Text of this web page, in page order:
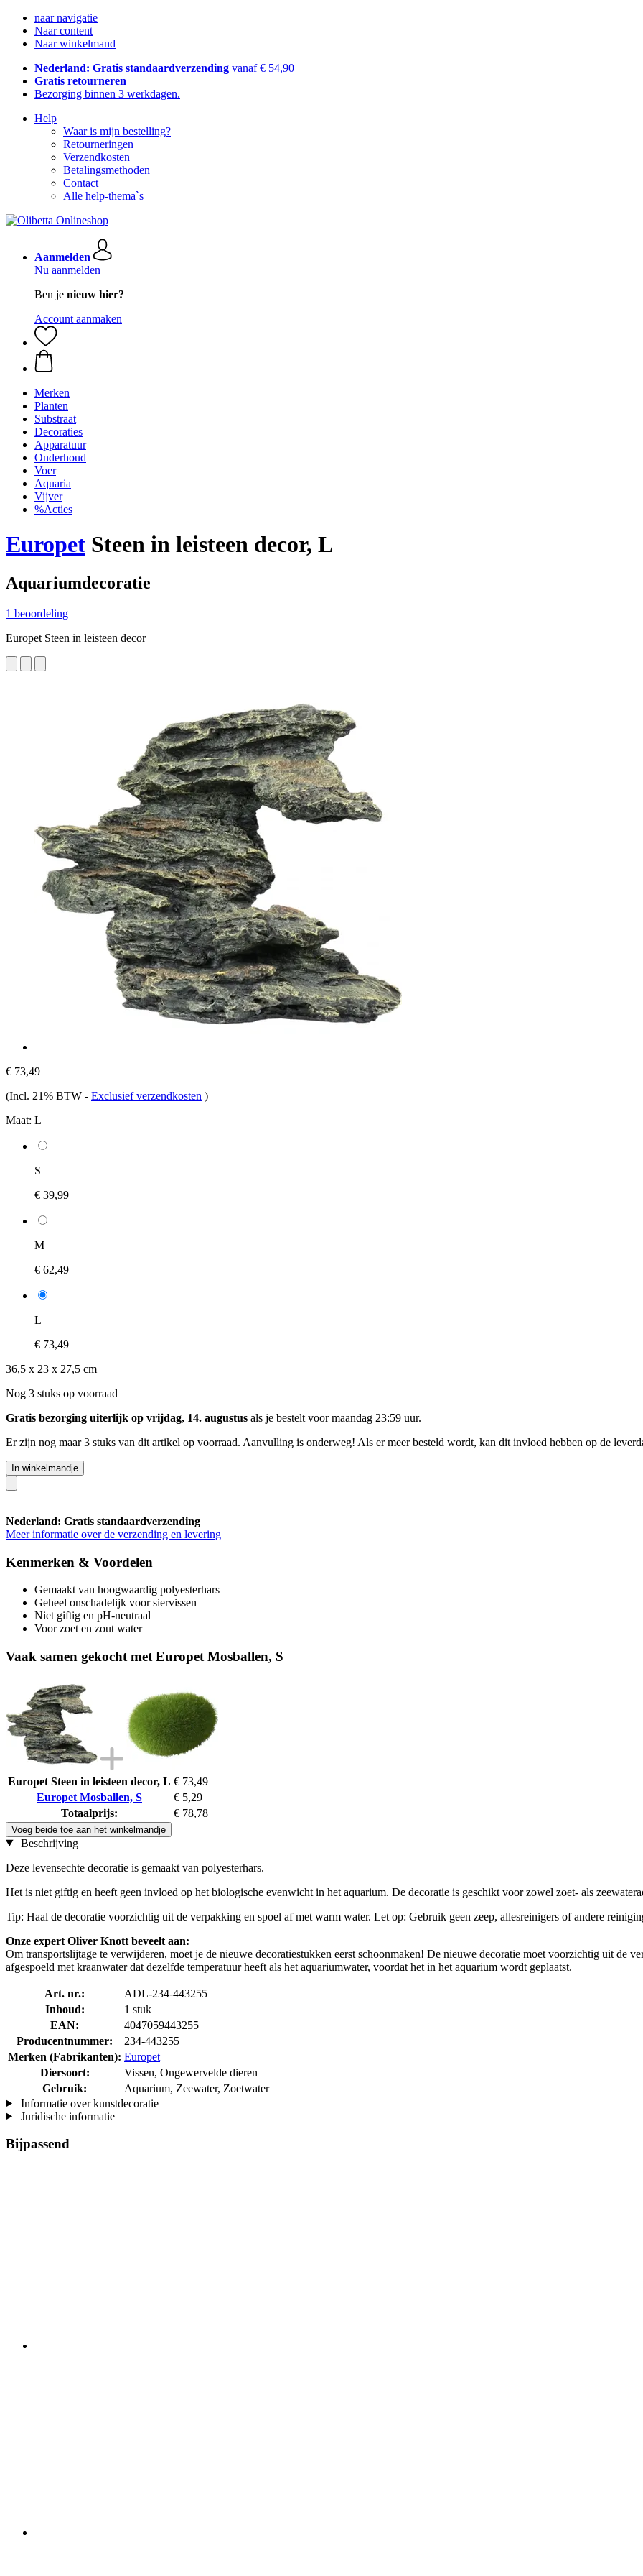
naar navigatie
Naar content
Naar winkelmand
Nederland: Gratis standaardverzending vanaf € 54,90
Gratis retourneren
Bezorging binnen 3 werkdagen.
Help
Waar is mijn bestelling?
Retourneringen
Verzendkosten
Betalingsmethoden
Contact
Alle help-thema`s
Aanmelden
Nu aanmelden
Ben je nieuw hier?
Account aanmaken
Merken
Planten
Substraat
Decoraties
Apparatuur
Onderhoud
Voer
Aquaria
Vijver
%Acties
Europet Steen in leisteen decor, L
Aquariumdecoratie
1 beoordeling
Europet Steen in leisteen decor
€ 73,49
(Incl. 21% BTW - Exclusief verzendkosten )
Maat: L
S
€ 39,99
M
€ 62,49
L
€ 73,49
36,5 x 23 x 27,5 cm
Nog 3 stuks op voorraad
Gratis bezorging uiterlijk op vrijdag, 14. augustus als je bestelt voormaandag 23:59 uur.
Er zijn nog maar 3 stuks van dit artikel op voorraad. Aanvulling is onderweg! Als er meer besteld wordt, kan dit invloed hebben op de
In winkelmandje
Nederland: Gratis standaardverzending
Meer informatie over de verzending en levering
Kenmerken & Voordelen
Gemaakt van hoogwaardig polyesterhars
Geheel onschadelijk voor siervissen
Niet giftig en pH-neutraal
Voor zoet en zout water
Vaak samen gekocht met Europet Mosballen, S
Europet Steen in leisteen decor, L € 73,49
Europet Mosballen, S
€ 5,29
Totaalprijs:
€ 78,78
Voeg beide toe aan het winkelmandje
Beschrijving
Deze levensechte decoratie is gemaakt van polyesterhars.
Het is niet giftig en heeft geen invloed op het biologische evenwicht in het aquarium. De decoratie is geschikt voor zowel zoet- als
Tip: Haal de decoratie voorzichtig uit de verpakking en spoel af met warm water. Let op: Gebruik geen zeep, allesreinigers of andere
Onze expert Oliver Knott beveelt aan:
Om transportslijtage te verwijderen, moet je de nieuwe decoratiestukken eerst schoonmaken! De nieuwe decoratie moet voorzichtig uit de
afgespoeld met kraanwater dat dezelfde temperatuur heeft als het aquariumwater, voordat het in het aquarium wordt geplaatst.
Art. nr.:
ADL-234-443255
Inhoud:
1 stuk
EAN:
4047059443255
Producentnummer:
234-443255
Merken (Fabrikanten): Europet
Diersoort:
Vissen, Ongewervelde dieren
Gebruik:
Aquarium, Zeewater, Zoetwater
Informatie over kunstdecoratie
Juridische informatie
Bijpassend